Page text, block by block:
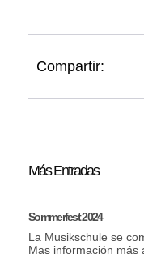
Compartir:
Más Entradas
Sommerfest 2024
La Musikschule se
Mas información más